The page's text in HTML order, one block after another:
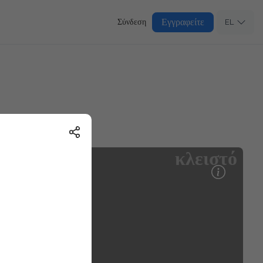
Σύνδεση Εγγραφείτε EL
κλειστό